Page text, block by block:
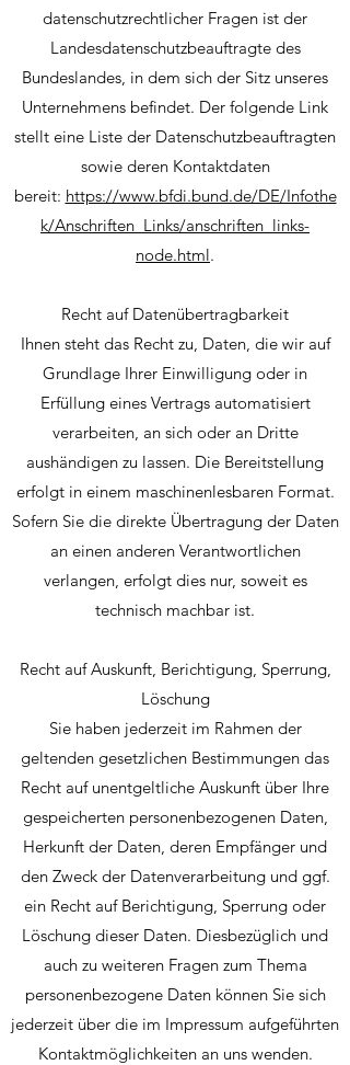
datenschutzrechtlicher Fragen ist der
Landesdatenschutzbeauftragte des
Bundeslandes, in dem sich der Sitz unseres
Unternehmens befindet. Der folgende Link
stellt eine Liste der Datenschutzbeauftragten
sowie deren Kontaktdaten
bereit: https://www.bfdi.bund.de/DE/Infothe
k/Anschriften_Links/anschriften_links-
node.html.
Recht auf Datenübertragbarkeit
Ihnen steht das Recht zu, Daten, die wir auf
Grundlage Ihrer Einwilligung oder in
Erfüllung eines Vertrags automatisiert
verarbeiten, an sich oder an Dritte
aushändigen zu lassen. Die Bereitstellung
erfolgt in einem maschinenlesbaren Format.
Sofern Sie die direkte Übertragung der Daten
an einen anderen Verantwortlichen
verlangen, erfolgt dies nur, soweit es
technisch machbar ist.
Recht auf Auskunft, Berichtigung, Sperrung,
Löschung
Sie haben jederzeit im Rahmen der
geltenden gesetzlichen Bestimmungen das
Recht auf unentgeltliche Auskunft über Ihre
gespeicherten personenbezogenen Daten,
Herkunft der Daten, deren Empfänger und
den Zweck der Datenverarbeitung und ggf.
ein Recht auf Berichtigung, Sperrung oder
Löschung dieser Daten. Diesbezüglich und
auch zu weiteren Fragen zum Thema
personenbezogene Daten können Sie sich
jederzeit über die im Impressum aufgeführten
Kontaktmöglichkeiten an uns wenden.